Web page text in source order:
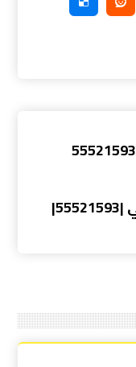
سباك صحي في ابو الحصاني |55521593|